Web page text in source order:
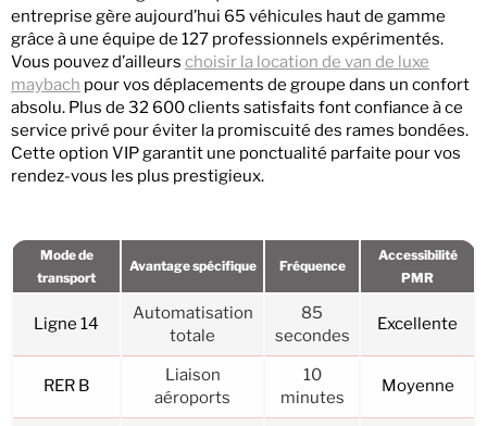
entreprise gère aujourd’hui 65 véhicules haut de gamme
grâce à une équipe de 127 professionnels expérimentés.
Vous pouvez d’ailleurs choisir la location de van de luxe
maybach pour vos déplacements de groupe dans un confort
absolu. Plus de 32 600 clients satisfaits font confiance à ce
service privé pour éviter la promiscuité des rames bondées.
Cette option VIP garantit une ponctualité parfaite pour vos
rendez-vous les plus prestigieux.
Mode de
transport
Avantage spécifique Fréquence
Accessibilité
PMR
Ligne 14
Automatisation
totale
85
secondes
Excellente
RER B
Liaison
aéroports
10
minutes
Moyenne